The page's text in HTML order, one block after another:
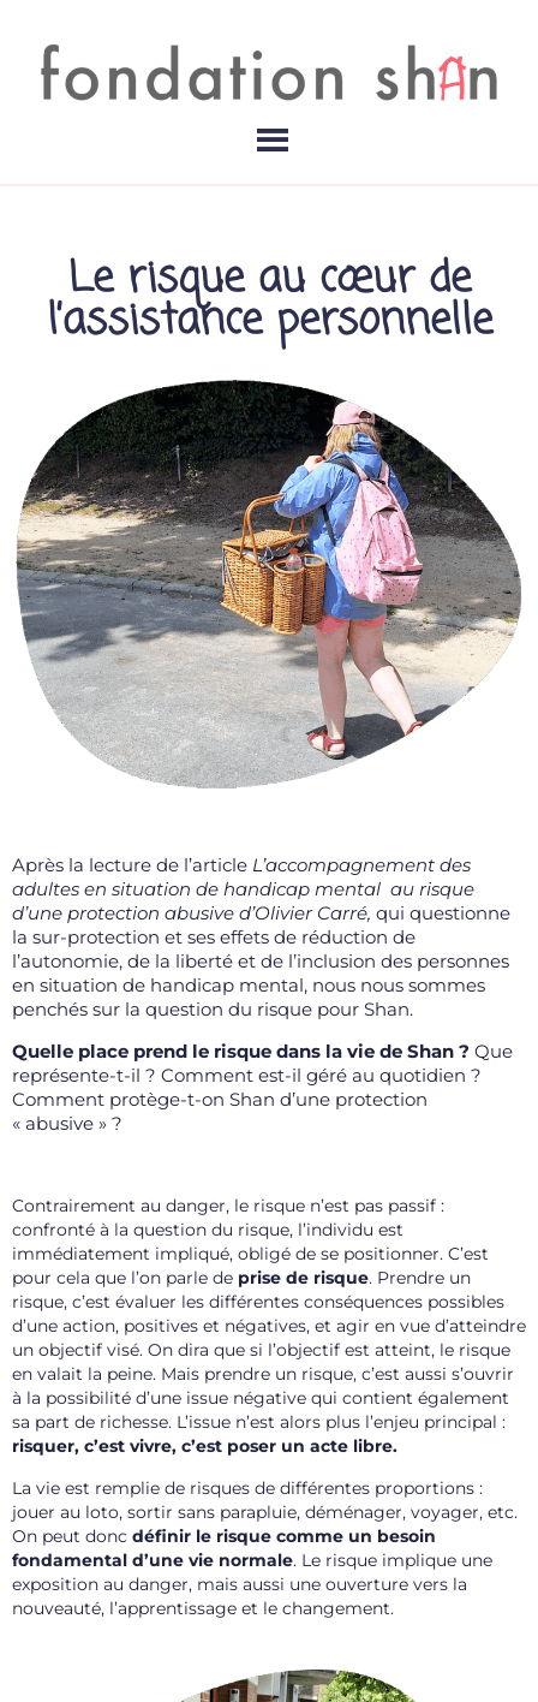
Le risque au cœur de
l’assistance personnelle
Après la lecture de l’article L’accompagnement des
adultes en situation de handicap mental au risque
d’une protection abusive d’Olivier Carré, qui questionne
la sur-protection et ses effets de réduction de
l’autonomie, de la liberté et de l’inclusion des personnes
en situation de handicap mental, nous nous sommes
penchés sur la question du risque pour Shan.
Quelle place prend le risque dans la vie de Shan ? Que
représente-t-il ? Comment est-il géré au quotidien ?
Comment protège-t-on Shan d’une protection
« abusive » ?
Contrairement au danger, le risque n’est pas passif :
confronté à la question du risque, l’individu est
immédiatement impliqué, obligé de se positionner. C’est
pour cela que l’on parle de prise de risque. Prendre un
risque, c’est évaluer les différentes conséquences possibles
d’une action, positives et négatives, et agir en vue d’atteindre
un objectif visé. On dira que si l’objectif est atteint, le risque
en valait la peine. Mais prendre un risque, c’est aussi s’ouvrir
à la possibilité d’une issue négative qui contient également
sa part de richesse. L’issue n’est alors plus l’enjeu principal :
risquer, c’est vivre, c’est poser un acte libre.
La vie est remplie de risques de différentes proportions :
jouer au loto, sortir sans parapluie, déménager, voyager, etc.
On peut donc définir le risque comme un besoin
fondamental d’une vie normale. Le risque implique une
exposition au danger, mais aussi une ouverture vers la
nouveauté, l’apprentissage et le changement.